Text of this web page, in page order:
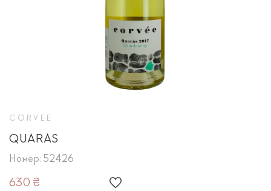
CORVEE
QUARAS
Номер: 52426
630 ₴